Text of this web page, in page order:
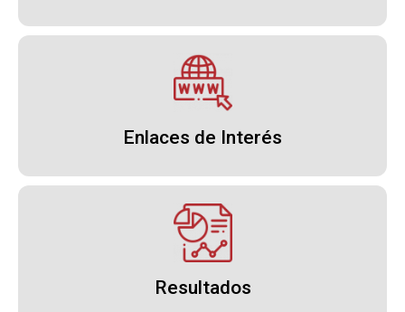
Enlaces de Interés
Resultados